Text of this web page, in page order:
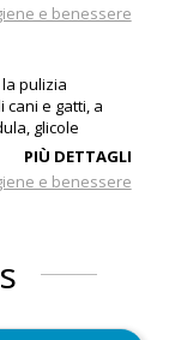
e benessere
pulizia
cani e gatti, a
glicole
di basilico
PIÙ DETTAGLI
e benessere